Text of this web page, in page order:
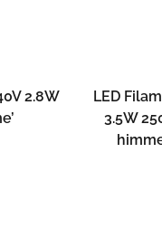
2.8W
LED
3.5W